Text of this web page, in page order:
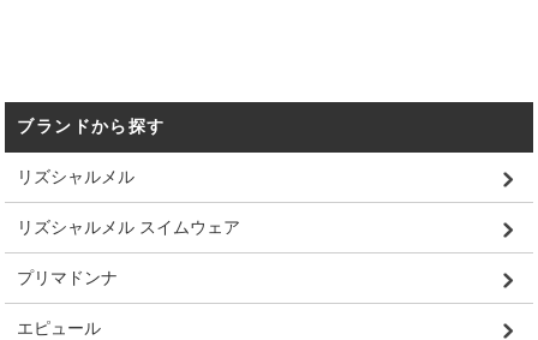
ブランドから探す
リズシャルメル
リズシャルメル スイムウェア
プリマドンナ
エピュール